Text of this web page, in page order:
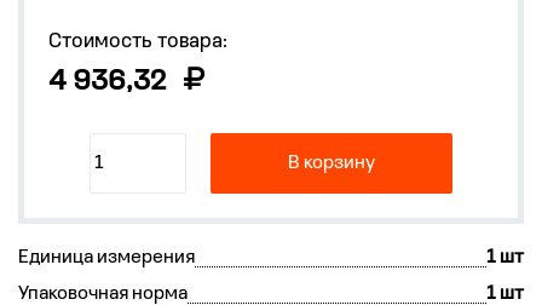
Стоимость товара:
4 936,32
В корзину
Единица измерения
1 шт
Упаковочная норма
1 шт